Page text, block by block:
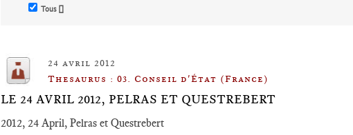
Tous []
24 avril 2012
Thesaurus : 03. Conseil d'État (France)
LE 24 AVRIL 2012, PELRAS ET QUESTREBERT
2012, 24 April, Pelras et Questrebert